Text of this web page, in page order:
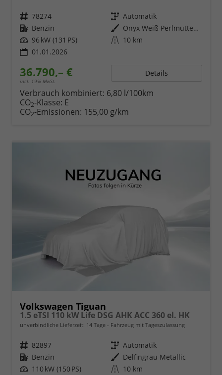
Fahrzeugnr. 78274 Getriebe Automatik
Kraftstoff Benzin Außenfarbe
Onyx Weiß Perlmutteffekt
Leistung 96 kW (131 PS) Kilometerstand 10 km
01.01.2026
36.790,– €
incl. 19% MwSt.
Details
Verbrauch kombiniert: 6,80 l/100km
CO2-Klasse: E
CO2-Emissionen: 155,00 g/km
Volkswagen Tiguan
1.5 eTSI 110 kW Life DSG AHK ACC 360 el. HK
unverbindliche Lieferzeit: 14 Tage Fahrzeug mit Tageszulassung
Fahrzeugnr. 82897 Getriebe Automatik
Kraftstoff Benzin Außenfarbe Delfingrau Metallic
Leistung 110 kW (150 PS) Kilometerstand 10 km